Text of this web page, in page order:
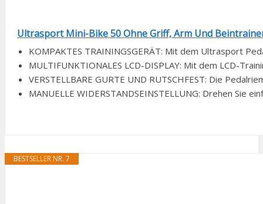
Ultrasport Mini-Bike 50 Ohne Griff, Arm Und
KOMPAKTES TRAININGSGERÄT: Mit dem Ultrasport
MULTIFUNKTIONALES LCD-DISPLAY: Mit dem LCD-
VERSTELLBARE GURTE UND RUTSCHFEST: Die
MANUELLE WIDERSTANDSEINSTELLUNG: Drehen Sie
BESTSELLER NR. 7